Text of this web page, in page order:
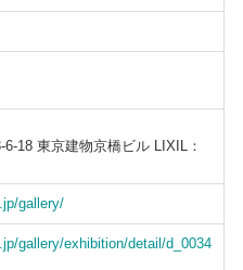
18 東京建物京橋ビル LIXIL：
gallery/
gallery/exhibition/detail/d_0034